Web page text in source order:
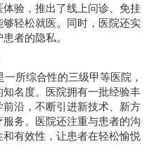
验，推出了线上问诊、免挂
轻松就医。同时，医院还实
者的隐私。
所综合性的三级甲等医院，
名度。医院拥有一批经验丰
沿，不断引进新技术、新方
务。医院还注重与患者的沟
有效性，让患者在轻松愉悦